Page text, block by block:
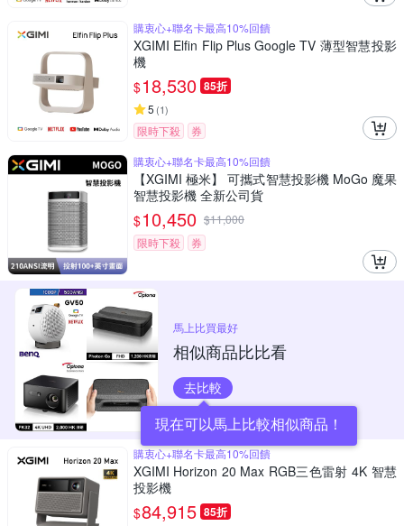
購衷心+聯名卡最高10%回饋
XGIMI Elfin Flip Plus Google TV 薄型智慧投影
機
$18,530 85折
5 (1)
限時下殺
券
購衷心+聯名卡最高10%回饋
【XGIMI 極米】 可攜式智慧投影機 MoGo 魔果
智慧投影機 全新公司貨
$10,450 $11,000
限時下殺
券
馬上比買最好
相似商品比比看
去比較
現在可以馬上比較相似商品！
購衷心+聯名卡最高10%回饋
XGIMI Horizon 20 Max RGB三色雷射 4K 智慧
投影機
$84,915 85折